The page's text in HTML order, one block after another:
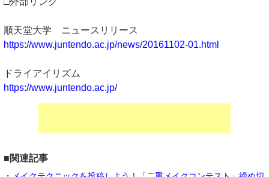
順天堂大学 ニュースリリース
https://www.juntendo.ac.jp/news/20161102-01.html
ドライアイリズム
https://www.juntendo.ac.jp/
■関連記事